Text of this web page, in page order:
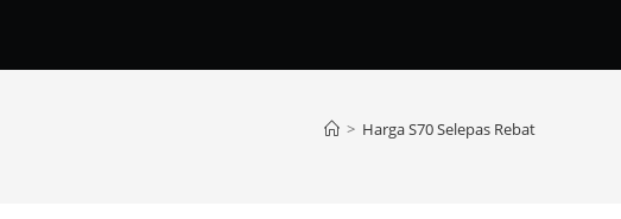
> Harga S70 Selepas Rebat